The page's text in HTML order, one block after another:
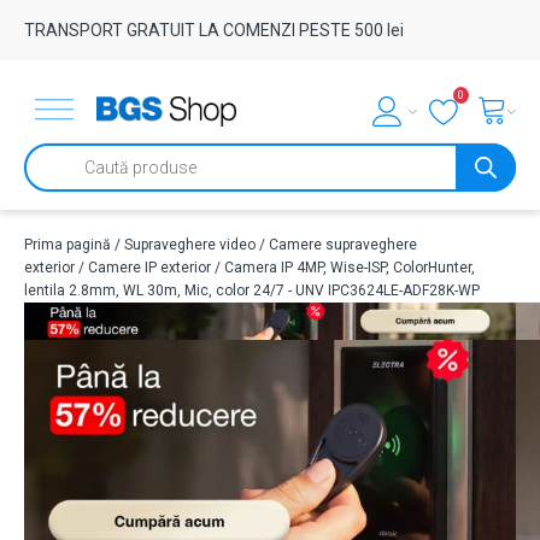
TRANSPORT GRATUIT LA COMENZI PESTE 500 lei
0
Products
search
Prima pagină / Supraveghere video / Camere supraveghere
exterior / Camere IP exterior / Camera IP 4MP, Wise-ISP, ColorHunter,
lentila 2.8mm, WL 30m, Mic, color 24/7 - UNV IPC3624LE-ADF28K-WP